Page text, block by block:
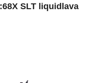
SLT liquidlava